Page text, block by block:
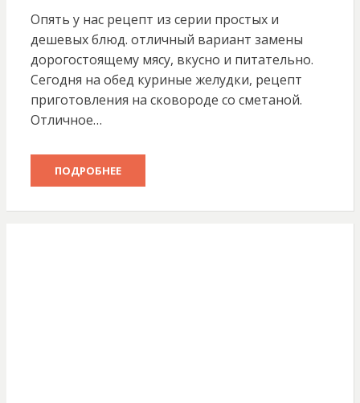
Опять у нас рецепт из серии простых и
дешевых блюд. отличный вариант замены
дорогостоящему мясу, вкусно и питательно.
Сегодня на обед куриные желудки, рецепт
приготовления на сковороде со сметаной.
Отличное…
ПОДРОБНЕЕ